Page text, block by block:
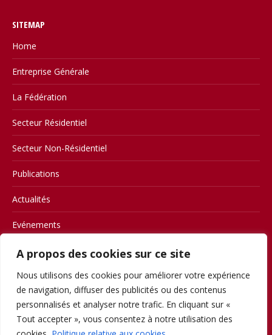
A propos des cookies sur ce site
Nous utilisons des cookies pour améliorer votre expérience
de navigation, diffuser des publicités ou des contenus
personnalisés et analyser notre trafic. En cliquant sur «
Tout accepter », vous consentez à notre utilisation des
SITEMAP
Home
Entreprise Générale
La Fédération
Secteur Résidentiel
Secteur Non-Résidentiel
Publications
Actualités
Evénements
Contact
Members
Conditions d’utilisation